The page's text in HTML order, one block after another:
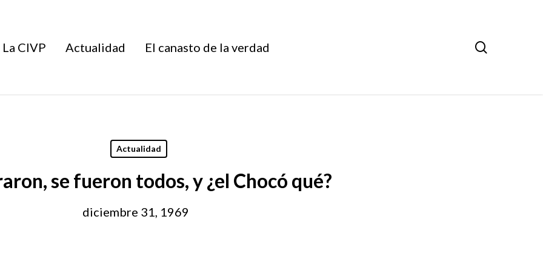
La CIVP Actualidad El canasto de la verdad
Actualidad
se fueron todos, y ¿el Chocó qué?
diciembre 31, 1969